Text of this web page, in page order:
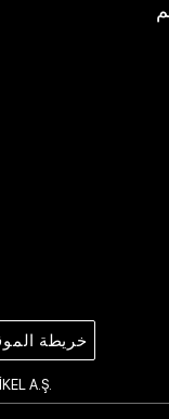
خريطة
A.Ş.